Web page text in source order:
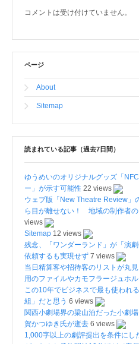
コメントは受け付けていません。
ページ
About
Sitemap
読まれている記事（過去7日間）
ゆうめいのオリジナルグッズ「
ー」が示す可能性 22 views
ウェブ版「New Theatre Review」
ら目が離せない！ 地域の制作者
views
Sitemap 12 views
残念、「ワンダーランド」が「演
依頼するも実現せず 7 views
当日精算客や招待客のリストが丸
用のファイルやカモフラージュホ
この10年でビジネスで最も使われ
組」だと思う 6 views
関西小劇場界の梁山泊だった小劇
賀かつゆき氏が逝去 6 views
1,000字以上の劇評提出を条件にし